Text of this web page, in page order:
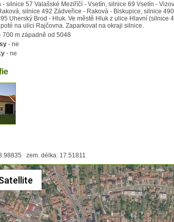
- silnice 57 Valašské Meziříčí - Vsetín, silnice 69 Vsetín -
silnice 492 Zádveřice - Raková - Biskupice, silnice
Uherský Brod - Hluk. Ve městě Hluk z ulice Hlavní (silnice
na ulici Rajčovna. Zaparkovat na okraji silnice.
700 m západně od 5048
- ne
- ne
zem. délka: 17.51811